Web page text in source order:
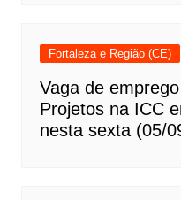
Fortaleza e Região (CE)
Vaga de
Projetos na ICC
nesta sexta (05/